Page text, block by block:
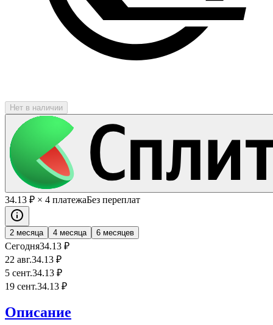
Нет в наличии
34.13 ₽ × 4 платежаБез переплат
2 месяца 4 месяца 6 месяцев
Сегодня34.13 ₽
22 авг.34.13 ₽
5 сент.34.13 ₽
19 сент.34.13 ₽
Описание